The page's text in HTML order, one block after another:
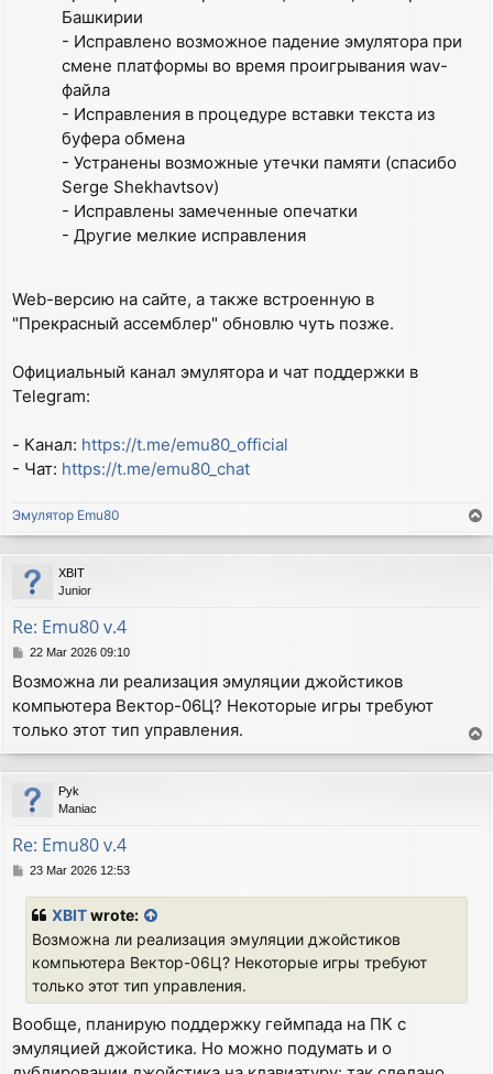
Башкирии
- Исправлено возможное падение эмулятора при
смене платформы во время проигрывания wav-
файла
- Исправления в процедуре вставки текста из
буфера обмена
- Устранены возможные утечки памяти (спасибо
Serge Shekhavtsov)
- Исправлены замеченные опечатки
- Другие мелкие исправления
Web-версию на сайте, а также встроенную в
"Прекрасный ассемблер" обновлю чуть позже.
Официальный канал эмулятора и чат поддержки в
Telegram:
- Канал: https://t.me/emu80_official
- Чат: https://t.me/emu80_chat
Эмулятор Emu80
o
p
XBIT
Junior
Re: Emu80 v.4
P
s
t
22 Mar 2026 09:10
Возможна ли реализация эмуляции джойстиков
компьютера Вектор-06Ц? Некоторые игры требуют
только этот тип управления.
o
p
Pyk
Maniac
Re: Emu80 v.4
P23 Mar 2026 12:53
XBITwrote:
Возможна ли реализация эмуляции джойстиков
компьютера Вектор-06Ц? Некоторые игры требуют
только этот тип управления.
Вообще, планирую поддержку геймпада на ПК с
эмуляцией джойстика. Но можно подумать и о